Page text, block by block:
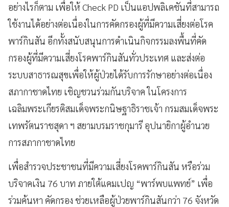
อย่างไรก็ตาม เพื่อให้ Check PD เป็นแอปพลิเคชันที่สามารถ
ใช้งานได้อย่างต่อเนื่องในการคัดกรองผู้ที่มีความเสี่ยงต่อโรค
พาร์กินสัน อีกทั้งสนับสนุนการดำเนินกิจกรรมลงพื้นที่คัด
กรองผู้ที่มีความเสี่ยงโรคพาร์กินสันทั่วประเทศ และส่งต่อ
ระบบสาธารณสุขเพื่อให้ผู้ป่วยได้รับการรักษาอย่างต่อเนื่อง
สภากาชาดไทย เชิญชวนร่วมกันบริจาค ในโครงการ
เฉลิมพระเกียรติสมเด็จพระกนิษฐาธิราชเจ้า กรมสมเด็จพระ
เทพรัตนราชสุดา ฯ สยามบรมราชกุมารี อุปนายิกาผู้อำนวย
การสภากาชาดไทย
เพื่อสำรวจประชาชนที่มีความเสี่ยงโรคพาร์กินสัน หรือร่วม
บริจาคเงิน 76 บาท ภายใต้แคมเปญ “พาร์พบแพทย์” เพื่อ
ร่วมค้นหา คัดกรอง ช่วยเหลือผู้ป่วยพาร์กินสันกว่า 76 จังหวัด